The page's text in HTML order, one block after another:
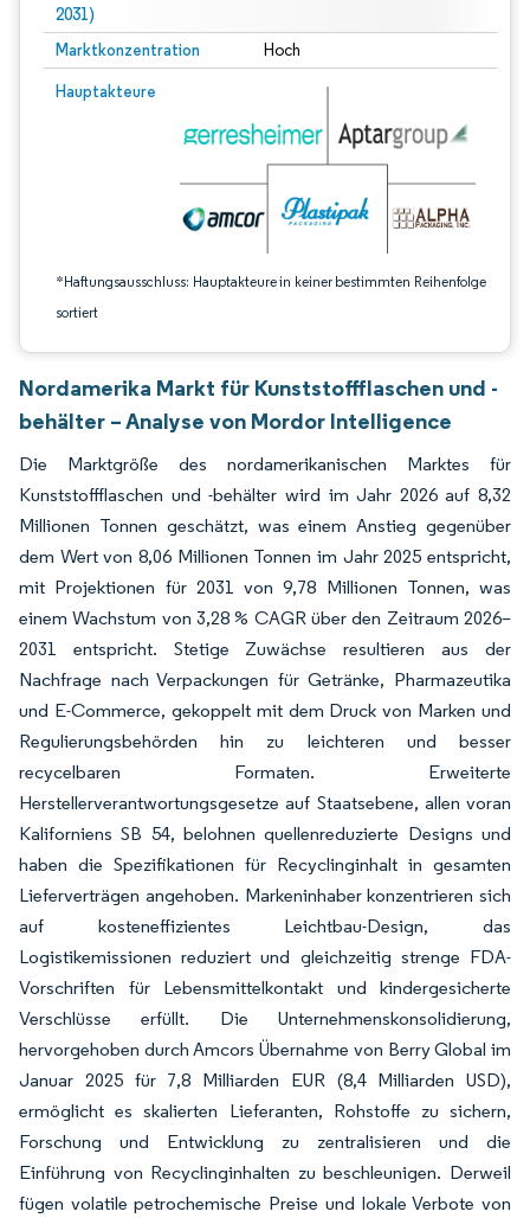
2031)
Marktkonzentration Hoch
Hauptakteure
*Haftungsausschluss: Hauptakteure in keiner bestimmten Reihenfolge
sortiert
Bild © Mordor Intelligence. Wiederverwendung erfordert Namensnennung
Nordamerika Markt für Kunststoffflaschen und -
behälter – Analyse von Mordor Intelligence
Die Marktgröße des nordamerikanischen Marktes für
Kunststoffflaschen und -behälter wird im Jahr 2026 auf 8,32
Millionen Tonnen geschätzt, was einem Anstieg gegenüber
dem Wert von 8,06 Millionen Tonnen im Jahr 2025 entspricht,
mit Projektionen für 2031 von 9,78 Millionen Tonnen, was
einem Wachstum von 3,28 % CAGR über den Zeitraum 2026–
2031 entspricht. Stetige Zuwächse resultieren aus der
Nachfrage nach Verpackungen für Getränke, Pharmazeutika
und E-Commerce, gekoppelt mit dem Druck von Marken und
Regulierungsbehörden hin zu leichteren und besser
recycelbaren Formaten. Erweiterte
Herstellerverantwortungsgesetze auf Staatsebene, allen voran
Kaliforniens SB 54, belohnen quellenreduzierte Designs und
haben die Spezifikationen für Recyclinginhalt in gesamten
Lieferverträgen angehoben. Markeninhaber konzentrieren sich
auf kosteneffizientes Leichtbau-Design, das
Logistikemissionen reduziert und gleichzeitig strenge FDA-
Vorschriften für Lebensmittelkontakt und kindergesicherte
Verschlüsse erfüllt. Die Unternehmenskonsolidierung,
hervorgehoben durch Amcors Übernahme von Berry Global im
Januar 2025 für 7,8 Milliarden EUR (8,4 Milliarden USD),
ermöglicht es skalierten Lieferanten, Rohstoffe zu sichern,
Forschung und Entwicklung zu zentralisieren und die
Einführung von Recyclinginhalten zu beschleunigen. Derweil
fügen volatile petrochemische Preise und lokale Verbote von